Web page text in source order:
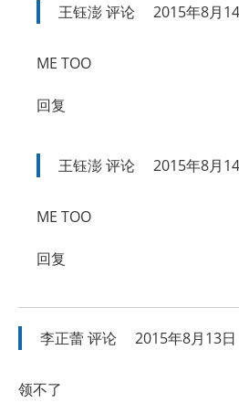
王钰澎评论 2015年8月
ME TOO
回复
王钰澎评论 2015年8月
ME TOO
回复
李正蕾评论 2015年8月13
领不了